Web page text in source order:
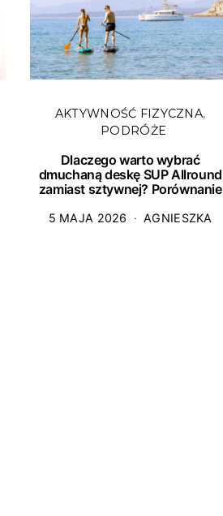
AKTYWNOŚĆ FIZYCZNA
PODRÓŻE
Dlaczego warto wybrać
dmuchaną deskę SUP Allround
zamiast sztywnej? Porównanie
5 MAJA 2026 AGNIESZKA